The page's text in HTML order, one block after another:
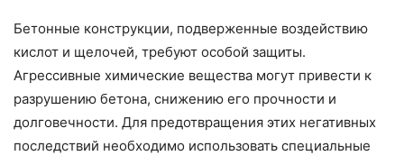
Бетонные конструкции, подверженные воздействию
кислот и щелочей, требуют особой защиты.
Агрессивные химические вещества могут привести к
разрушению бетона, снижению его прочности и
долговечности. Для предотвращения этих негативных
последствий необходимо использовать специальные